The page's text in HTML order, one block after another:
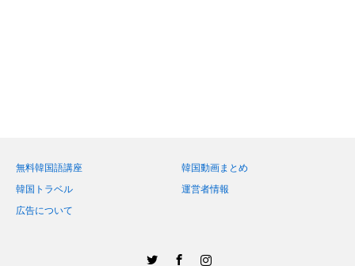
無料韓国語講座
韓国動画まとめ
韓国トラベル
運営者情報
広告について